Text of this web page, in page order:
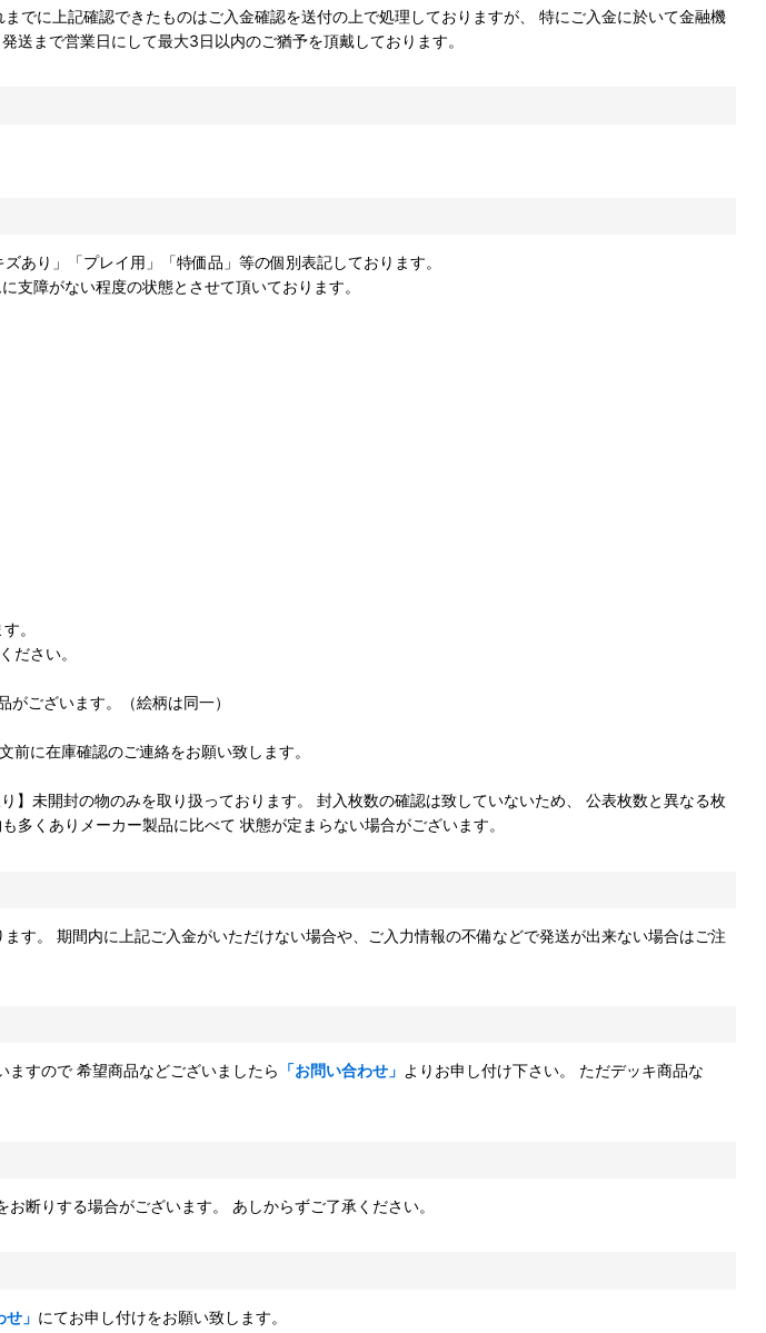
まで営業日にして最大3日以内のご猶予を頂戴しております。
あり」「プレイ用」「特価品」等の個別表記しております。
支障がない程度の状態とさせて頂いております。
。
ださい。
ございます。（絵柄は同一）
に在庫確認のご連絡をお願い致します。
未開封の物のみを取り扱っております。 封入枚数の確認は致していないため、 公表枚数と異なる枚
くありメーカー製品に比べて 状態が定まらない場合がございます。
ますので 希望商品などございましたら 「お問い合わせ」 よりお申し付け下さい。 ただデッキ商品な
断りする場合がございます。 あしからずご了承ください。
」 にてお申し付けをお願い致します。